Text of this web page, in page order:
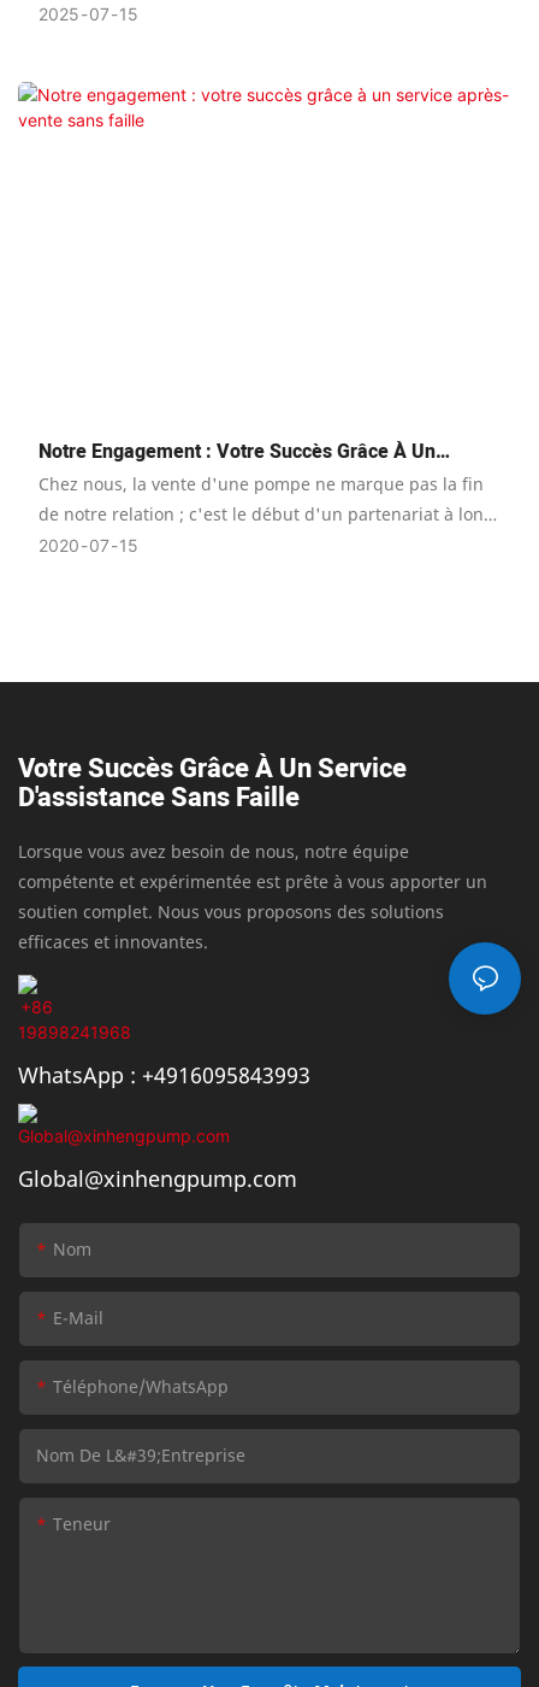
grandes profondeurs et constituent un élément crucial
principalement en deux catégories : les pompes pour
puits profonds à arbre long et les pompes submersibles,
2025 07 15
Notre Engagement : Votre Succès Grâce À Un
Service Après-Vente Sans Faille
Chez nous, la vente d'une pompe ne marque pas la fin
de notre relation ; c'est le début d'un partenariat à long
terme dédié à votre réussite opérationnelle. Notre
2020 07 15
Votre Succès Grâce À Un Service
D'assistance Sans Faille
Lorsque vous avez besoin de nous, notre équipe
compétente et expérimentée est prête à vous apporter un
soutien complet. Nous vous proposons des solutions
efficaces et innovantes.
WhatsApp : +4916095843993
Global@xinhengpump.com
Nom
E-Mail
Téléphone/WhatsApp
Nom De L&#39;entreprise
Teneur